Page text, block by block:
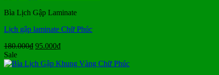
150.000₫.
Bìa Lịch Gập Laminate
Lịch gập laminate Chữ Phúc
180.000₫ Giá
là:
95.000₫Giá
tại
Sale